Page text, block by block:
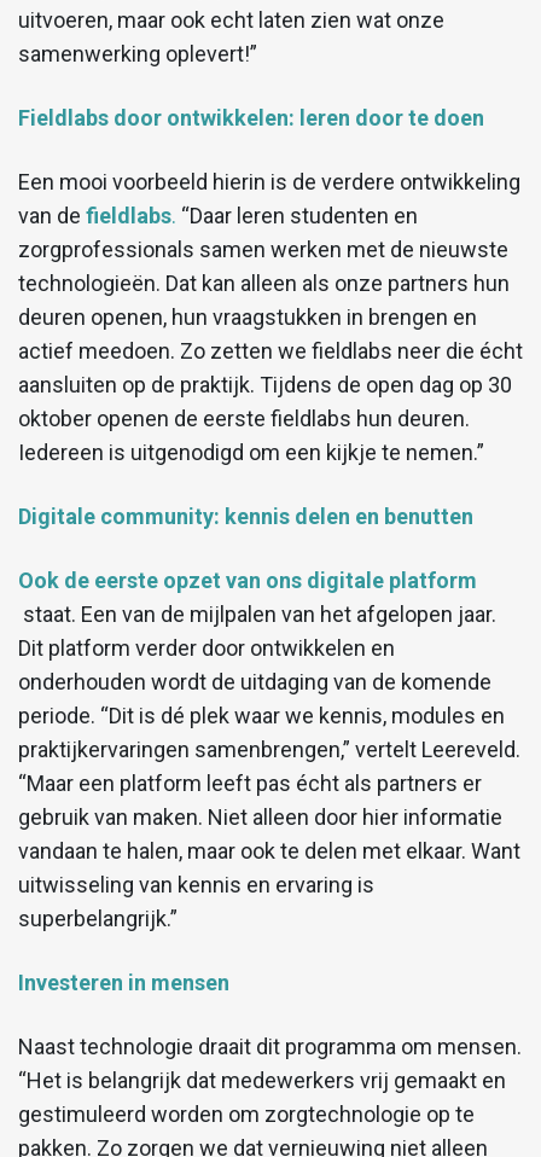
uitvoeren, maar ook echt laten zien wat onze
samenwerking oplevert!”
Fieldlabs door ontwikkelen: leren door te doen
Een mooi voorbeeld hierin is de verdere ontwikkeling
van de fieldlabs. “Daar leren studenten en
zorgprofessionals samen werken met de nieuwste
technologieën. Dat kan alleen als onze partners hun
deuren openen, hun vraagstukken in brengen en
actief meedoen. Zo zetten we fieldlabs neer die écht
aansluiten op de praktijk. Tijdens de open dag op 30
oktober openen de eerste fieldlabs hun deuren.
Iedereen is uitgenodigd om een kijkje te nemen.”
Digitale community: kennis delen en benutten
Ook de eerste opzet van ons digitale platform
staat. Een van de mijlpalen van het afgelopen jaar.
Dit platform verder door ontwikkelen en
onderhouden wordt de uitdaging van de komende
periode. “Dit is dé plek waar we kennis, modules en
praktijkervaringen samenbrengen,” vertelt Leereveld.
“Maar een platform leeft pas écht als partners er
gebruik van maken. Niet alleen door hier informatie
vandaan te halen, maar ook te delen met elkaar. Want
uitwisseling van kennis en ervaring is
superbelangrijk.”
Investeren in mensen
Naast technologie draait dit programma om mensen.
“Het is belangrijk dat medewerkers vrij gemaakt en
gestimuleerd worden om zorgtechnologie op te
pakken. Zo zorgen we dat vernieuwing niet alleen